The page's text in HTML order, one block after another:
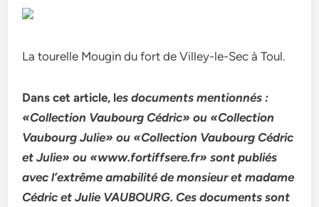
La tourelle Mougin du fort de Villey-le-Sec à Toul.
Dans cet article, les documents mentionnés :
«Collection Vaubourg Cédric» ou «Collection
Vaubourg Julie» ou «Collection Vaubourg Cédric
et Julie» ou «www.fortiffsere.fr» sont publiés
avec l’extrême amabilité de monsieur et madame
Cédric et Julie VAUBOURG. Ces documents sont